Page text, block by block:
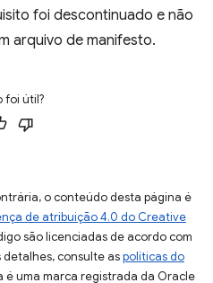
foi descontinuado e não
arquivo de manifesto.
foi útil?
o conteúdo desta página é
de atribuição 4.0 do Creative
são licenciadas de acordo com
detalhes, consulte aspolíticas do
é uma marca registrada da Oracle